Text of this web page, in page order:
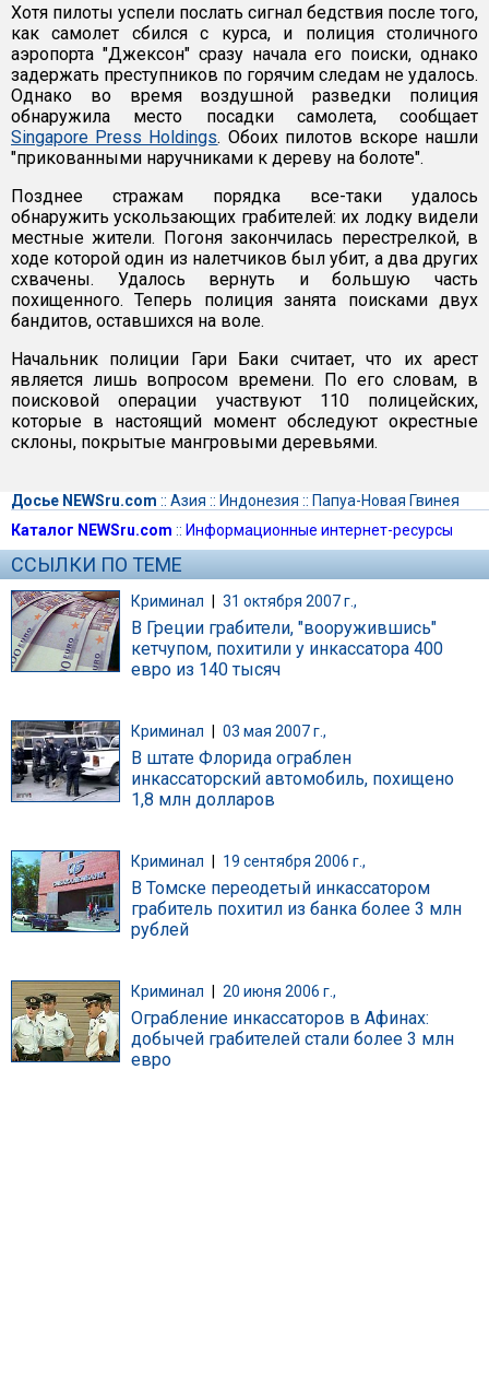
Хотя пилоты успели послать сигнал бедствия после того,
как самолет сбился с курса, и полиция столичного
аэропорта "Джексон" сразу начала его поиски, однако
задержать преступников по горячим следам не удалось.
Однако во время воздушной разведки полиция
обнаружила место посадки самолета, сообщает
Singapore Press Holdings. Обоих пилотов вскоре нашли
"прикованными наручниками к дереву на болоте".
Позднее стражам порядка все-таки удалось
обнаружить ускользающих грабителей: их лодку видели
местные жители. Погоня закончилась перестрелкой, в
ходе которой один из налетчиков был убит, а два других
схвачены. Удалось вернуть и большую часть
похищенного. Теперь полиция занята поисками двух
бандитов, оставшихся на воле.
Начальник полиции Гари Баки считает, что их арест
является лишь вопросом времени. По его словам, в
поисковой операции участвуют 110 полицейских,
которые в настоящий момент обследуют окрестные
склоны, покрытые мангровыми деревьями.
Досье NEWSru.com :: Азия :: Индонезия :: Папуа-Новая Гвинея
Каталог NEWSru.com :: Информационные интернет-ресурсы
ССЫЛКИ ПО ТЕМЕ
Криминал | 31 октября 2007 г.,
В Греции грабители, "вооружившись"
кетчупом, похитили у инкассатора 400
евро из 140 тысяч
Криминал 03 мая 2007 г.,
В штате Флорида ограблен
инкассаторский автомобиль, похищено
1,8 млн долларов
Криминал 19 сентября 2006 г.,
В Томске переодетый инкассатором
грабитель похитил из банка более 3 млн
рублей
Криминал 20 июня 2006 г.,
Ограбление инкассаторов в Афинах:
добычей грабителей стали более 3 млн
евро